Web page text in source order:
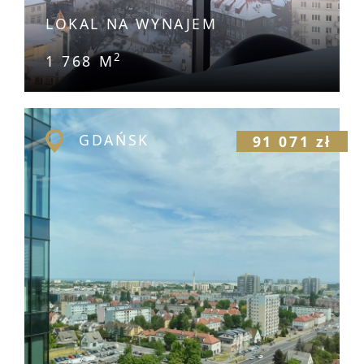
LOKAL NA WYNAJEM
1 768 M2
GDAŃSK 91 071 zł